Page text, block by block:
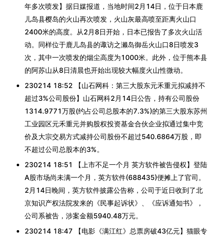
年多次喷发】据日媒报道，当地时间2月14日，位于日本鹿
儿岛县樱岛的火山再次喷发，火山灰最高喷至距离火山口
2400米的高度。从2月8日开始，日本已报告了多次火山活
动。同样位于鹿儿岛县的诹访之濑岛御岳火山口8日喷发3
次，其中一次喷发的烟尘高度为1000米。此外，位于熊本县
的阿苏山从8日清晨也开始出现较大幅度火山性微动。
230214 18:52 【山石网科：第三大股东元禾重元拟减持不
超过3%公司股份】山石网科2月14日公告，持有公司股份
1314.9771万股(约占公司总股本的7.3%)的第三大股东苏州
工业园区元禾重元并购股权投资基金合伙企业拟通过集中竞
价及大宗交易方式减持公司股份不超过540.6864万股，即
不超过公司总股本的3%。
230214 18:51 【上市不足一个月 英方软件被告侵权】登陆
A股市场尚未满一个月，英方软件(688435)便摊上了官司。
2月14日晚间，英方软件披露公告称，公司于近日收到了北
京知识产权法院发来的《民事起诉状》、《应诉通知书》，
公司系被告，涉案金额5940.48万元。
230214 18:47 【电影《满江红》总票房破43亿元】猫眼专